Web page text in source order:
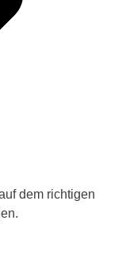
dem richtigen